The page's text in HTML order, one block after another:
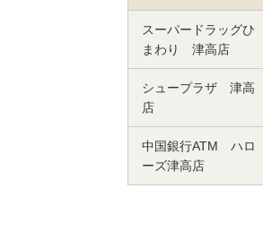
スーパードラッグひ
まわり 津高店
シュープラザ 津高
店
中国銀行ATM ハロ
ーズ津高店